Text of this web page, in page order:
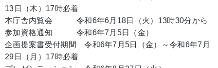
13日（木）17時必着
本庁舎内覧会 令和6年6月18日（火）13時30分から
参加資格通知 令和6年7月5日（金）
企画提案書受付期間 令和6年7月5日（金）～令和6年7月
29日（月）17時必着